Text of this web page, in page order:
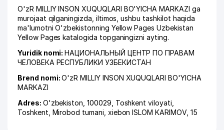
O'zR MILLIY INSON XUQUQLARI BO'YICHA MARKAZI ga
murojaat qilganingizda, iltimos, ushbu tashkilot haqida
ma'lumotni O'zbekistonning Yellow Pages Uzbekistan
Yellow Pages katalogida topganingizni ayting.
Yuridik nomi:НАЦИОНАЛЬНЫЙ ЦЕНТР ПО ПРАВАМ
ЧЕЛОВЕКА РЕСПУБЛИКИ УЗБЕКИСТАН
Brend nomi:O'zR MILLIY INSON XUQUQLARI BO'YICHA
MARKAZI
Adres: O'zbekiston, 100029, Toshkent viloyati
Toshkent Mirobod tumani xiеbon ISLOM KARIMOV, 15